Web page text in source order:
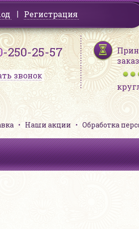
Регистрация
-250-25-57
звонок
Наши акции Обработка